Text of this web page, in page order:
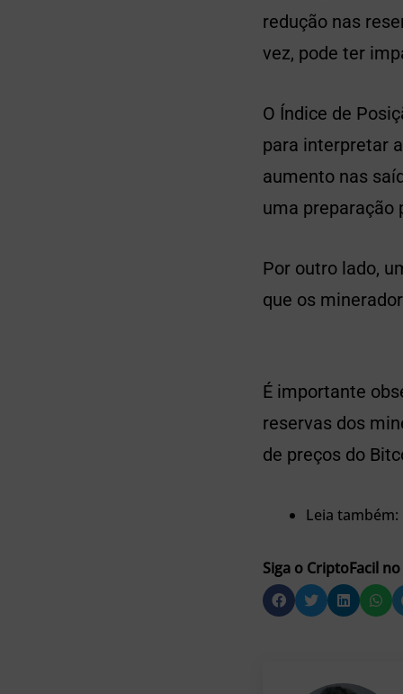
redução nas
vez, pode ter
O Índice de
para interpretar
aumento nas
uma preparação
Por outro lado,
que os
É importante
reservas dos
de preços do
Leia também:
Siga o CriptoFacil no